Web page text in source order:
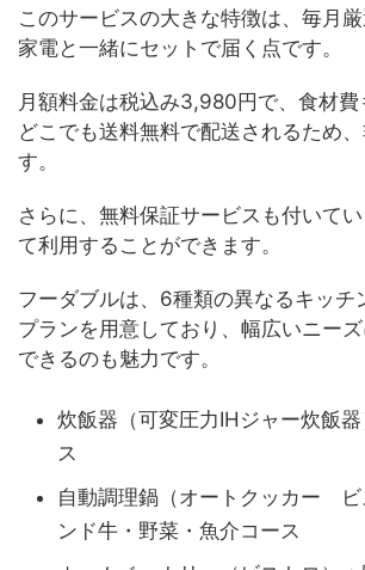
このサービスの大きな特徴は、毎月
家電と一緒にセットで届く点です。
月額料金は税込み3,980円で、食材費
どこでも送料無料で配送されるため
す。
さらに、無料保証サービスも付いて
て利用することができます。
フーダブルは、6種類の異なるキッチ
プランを用意しており、幅広いニー
できるのも魅力です。
炊飯器（可変圧力IHジャー炊飯
ス
自動調理鍋（オートクッカー ビ
ンド牛・野菜・魚介コース